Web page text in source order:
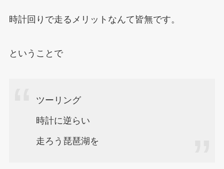
時計回りで走るメリットなんて皆無です。
ということで
ツーリング
時計に逆らい
走ろう琵琶湖を